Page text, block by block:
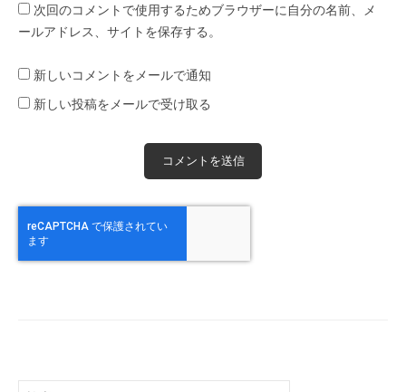
次回のコメントで使用するためブラウザーに自分の名前、メ
ールアドレス、サイトを保存する。
新しいコメントをメールで通知
新しい投稿をメールで受け取る